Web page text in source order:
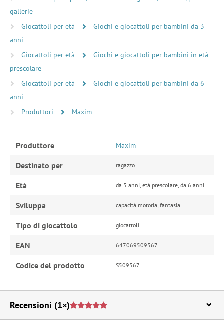
gallerie
Giocattoli per età
Giochi e giocattoli per bambini da 3
anni
Giocattoli per età
Giochi e giocattoli per bambini in età
prescolare
Giocattoli per età
Giochi e giocattoli per bambini da 6
anni
Produttori
Maxim
Produttore Maxim
Destinato per ragazzo
Età da 3 anni, età prescolare, da 6 anni
Sviluppa capacità motoria, fantasia
Tipo di giocattolo giocattoli
EAN 647069509367
Codice del prodotto S509367
Recensioni (1×)